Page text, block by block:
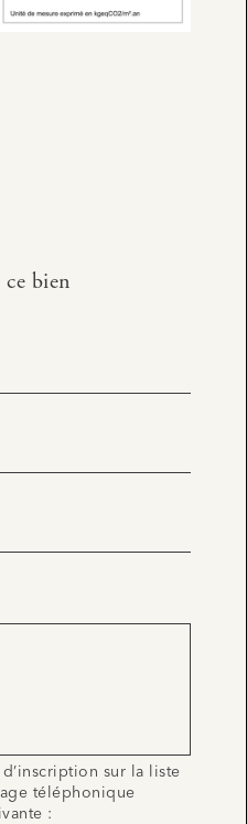
bien
sur la liste
téléphonique
: